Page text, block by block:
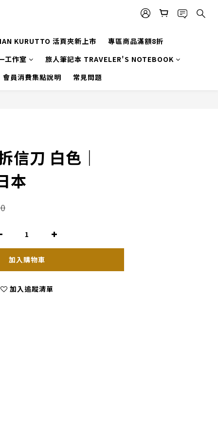
KURUTTO 活頁夾新上市
專區商品滿額8折
工作室
旅人筆記本 TRAVELER'S NOTEBOOK
會員消費集點說明
常見問題
信刀 白色｜
本
加入購物車
加入追蹤清單